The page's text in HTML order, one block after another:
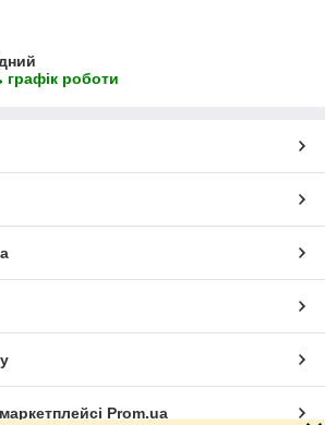
графік роботи
Prom.ua